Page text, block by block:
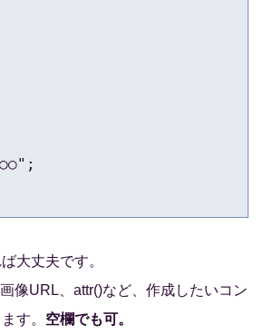
大丈夫です。
像URL、attr()など、作成したいコン
す。 空欄でも可。